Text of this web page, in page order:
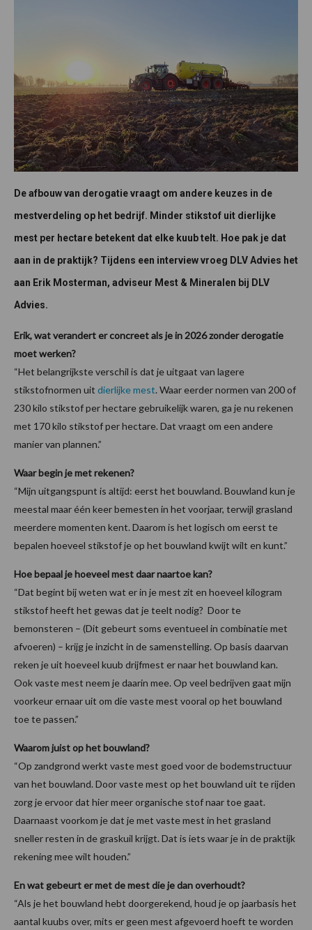
De afbouw van derogatie vraagt om andere keuzes in de
mestverdeling op het bedrijf. Minder stikstof uit dierlijke
mest per hectare betekent dat elke kuub telt. Hoe pak je dat
aan in de praktijk? Tijdens een interview vroeg DLV Advies het
aan Erik Mosterman, adviseur Mest & Mineralen bij DLV
Advies.
Erik, wat verandert er concreet als je in 2026 zonder derogatie
moet werken?
“Het belangrijkste verschil is dat je uitgaat van lagere
stikstofnormen uit dierlijke mest. Waar eerder normen van 200 of
230 kilo stikstof per hectare gebruikelijk waren, ga je nu rekenen
met 170 kilo stikstof per hectare. Dat vraagt om een andere
manier van plannen.”
Waar begin je met rekenen?
“Mijn uitgangspunt is altijd: eerst het bouwland. Bouwland kun je
meestal maar één keer bemesten in het voorjaar, terwijl grasland
meerdere momenten kent. Daarom is het logisch om eerst te
bepalen hoeveel stikstof je op het bouwland kwijt wilt en kunt.”
Hoe bepaal je hoeveel mest daar naartoe kan?
“Dat begint bij weten wat er in je mest zit en hoeveel kilogram
stikstof heeft het gewas dat je teelt nodig? Door te
bemonsteren – (Dit gebeurt soms eventueel in combinatie met
afvoeren) – krijg je inzicht in de samenstelling. Op basis daarvan
reken je uit hoeveel kuub drijfmest er naar het bouwland kan.
Ook vaste mest neem je daarin mee. Op veel bedrijven gaat mijn
voorkeur ernaar uit om die vaste mest vooral op het bouwland
toe te passen.”
Waarom juist op het bouwland?
“Op zandgrond werkt vaste mest goed voor de bodemstructuur
van het bouwland. Door vaste mest op het bouwland uit te rijden
zorg je ervoor dat hier meer organische stof naar toe gaat.
Daarnaast voorkom je dat je met vaste mest in het grasland
sneller resten in de graskuil krijgt. Dat is iets waar je in de praktijk
rekening mee wilt houden.”
En wat gebeurt er met de mest die je dan overhoudt?
“Als je het bouwland hebt doorgerekend, houd je op jaarbasis het
aantal kuubs over, mits er geen mest afgevoerd hoeft te worden